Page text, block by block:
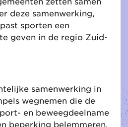
deze samenwerking,
sporten een
geven in de regio Zuid-
samenwerking in
wegnemen die de
en beweegdeelname
beperking belemmeren,